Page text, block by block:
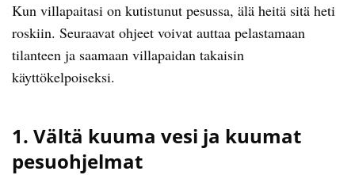
Kun villapaitasi on kutistunut pesussa, älä heitä sitä heti
roskiin. Seuraavat ohjeet voivat auttaa pelastamaan
tilanteen ja saamaan villapaidan takaisin
käyttökelpoiseksi.
1. Vältä kuuma vesi ja kuumat
pesuohjelmat